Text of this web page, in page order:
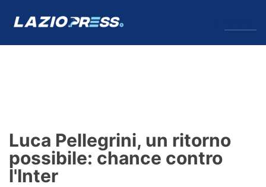
Formello
Infortuni
Luca Pellegrini, un ritorno
possibile: chance contro
l'Inter